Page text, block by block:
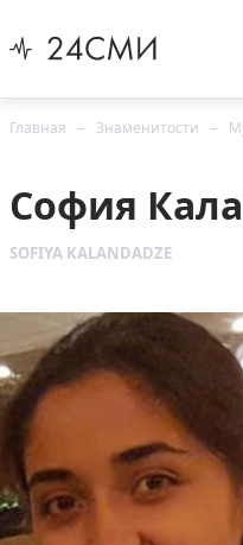
Главная Знаменитости
София
SOFIYA KALANDADZE